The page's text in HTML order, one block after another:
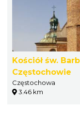
Kościół św.
Częstochowie
Częstochowa
3.46 km